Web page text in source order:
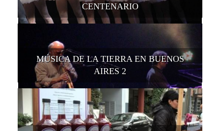
CENTENARIO
MÚSICA DE LA TIERRA EN BUENOS
AIRES 2